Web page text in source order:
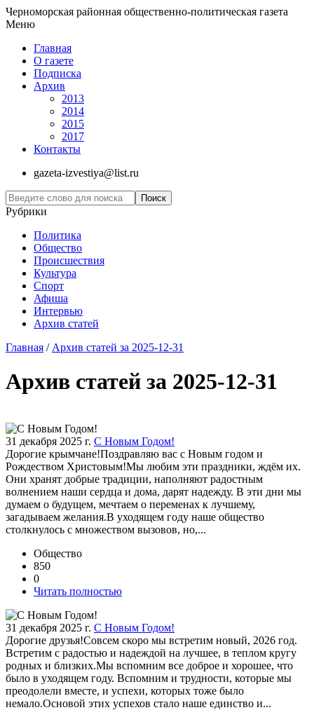
Черноморская районная общественно-политическая газета
Меню
Главная
О газете
Подписка
Архив
2013
2014
2015
2017
Контакты
gazeta-izvestiya@list.ru
Рубрики
Политика
Общество
Проиcшествия
Культура
Спорт
Афиша
Интервью
Архив статей
Главная / Архив статей за 2025-12-31
Архив статей за 2025-12-31
31 декабря 2025 г. С Новым Годом!
Дорогие крымчане!Поздравляю вас с Новым годом и
Рождеством Христовым!Мы любим эти праздники, ждём их.
Они хранят добрые традиции, наполняют радостным
волнением наши сердца и дома, дарят надежду. В эти дни мы
думаем о будущем, мечтаем о переменах к лучшему,
загадываем желания.В уходящем году наше общество
столкнулось с множеством вызовов, но,...
Общество
850
0
Читать полностью
31 декабря 2025 г. С Новым Годом!
Дорогие друзья!Совсем скоро мы встретим новый, 2026 год.
Встретим с радостью и надеждой на лучшее, в теплом кругу
родных и близких.Мы вспомним все доброе и хорошее, что
было в уходящем году. Вспомним и трудности, которые мы
преодолели вместе, и успехи, которых тоже было
немало.Основой этих успехов стало наше единство и...